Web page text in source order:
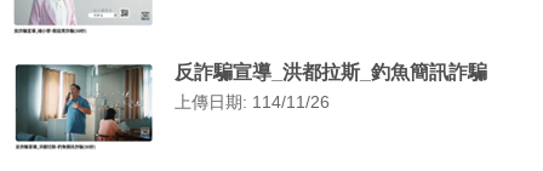
反詐騙宣導_洪都拉斯_釣魚簡訊詐騙
上傳日期: 114/11/26